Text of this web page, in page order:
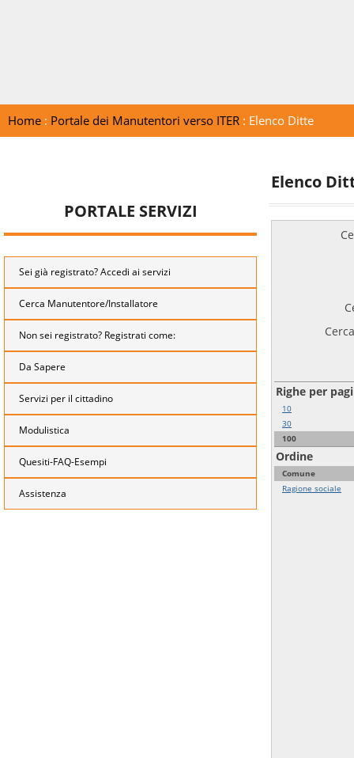
Home: Portale dei Manutentori verso ITER: Elenco Ditte
PORTALE SERVIZI
Sei già registrato? Accedi ai servizi
Cerca Manutentore/Installatore
Non sei registrato? Registrati come:
Da Sapere
Servizi per il cittadino
Modulistica
Quesiti-FAQ-Esempi
Assistenza
Elenco
Righe per
10
30
100
Ordine
Comune
Ragione sociale